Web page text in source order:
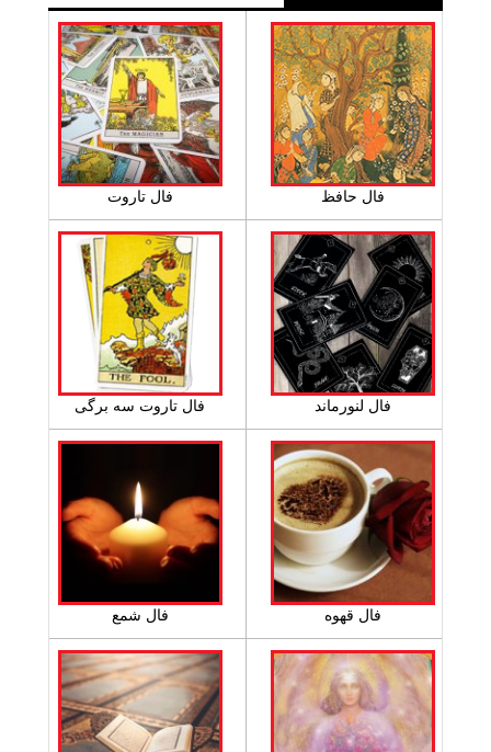
فال حافظ فال تاروت
فال لنورماند فال تاروت سه برگی
فال قهوه فال شمع